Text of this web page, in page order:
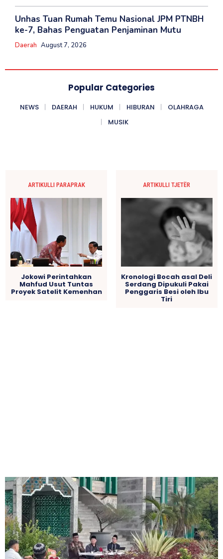
Unhas Tuan Rumah Temu Nasional JPM PTNBH
ke-7, Bahas Penguatan Penjaminan Mutu
Daerah August 7, 2026
Popular Categories
NEWS DAERAH HUKUM HIBURAN
OLAHRAGA
MUSIK
ARTIKULLI PARAPRAK
Jokowi Perintahkan
Mahfud Usut Tuntas
Proyek Satelit Kemenhan
ARTIKULLI TJETËR
Kronologi Bocah asal Deli
Serdang Dipukuli Pakai
Penggaris Besi oleh Ibu
Tiri